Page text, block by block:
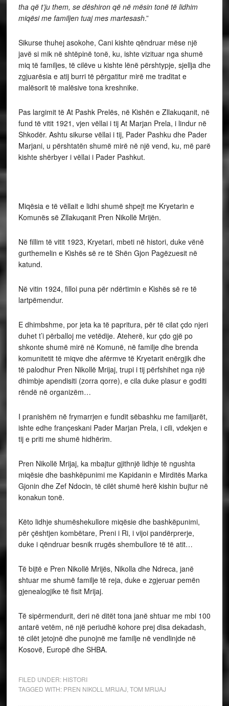
tha që t’ju them, se dëshiron që në mësin tonë të lidhim
miqësi me familjen tuaj mes martesash.”
Sikurse thuhej asokohe, Cani kishte qëndruar mëse një
javë si mik në shtëpinë tonë, ku, ishte vizituar nga shumë
miq të familjes, të cilëve u kishte lënë përshtypje, sjellja dhe
zgjuarësia e atij burri të përgatitur mirë me traditat e
malësorit të malësive tona kreshnike.
Pas largimit të At Pashk Prelës, në Kishën e Zllakuqanit, në
fund të vitit 1921, vjen vëllai i tij At Marjan Prela, i lindur në
Shkodër. Ashtu sikurse vëllai i tij, Pader Pashku dhe Pader
Marjani, u përshtatën shumë mirë në një vend, ku, më parë
kishte shërbyer i vëllai i Pader Pashkut.
Miqësia e të vëllait e lidhi shumë shpejt me Kryetarin e
Komunës së Zllakuqanit Pren Nikollë Mrijën.
Në fillim të vitit 1923, Kryetari, mbeti në histori, duke vënë
gurthemelin e Kishës së re të Shën Gjon Pagëzuesit në
katund.
Në vitin 1924, filloi puna për ndërtimin e Kishës së re të
lartpëmendur.
E dhimbshme, por jeta ka të papritura, për të cilat çdo njeri
duhet t’i përballoj me vetëdije. Ateherë, kur çdo gjë po
shkonte shumë mirë në Komunë, në familje dhe brenda
komunitetit të miqve dhe afërmve të Kryetarit enërgjik dhe
të palodhur Pren Nikollë Mrijaj, trupi i tij përfshihet nga një
dhimbje apendisiti (zorra qorre), e cila duke plasur e goditi
rëndë në organizëm…
I pranishëm në frymarrjen e fundit sëbashku me familjarët,
ishte edhe françeskani Pader Marjan Prela, i cili, vdekjen e
tij e priti me shumë hidhërim.
Pren Nikollë Mrijaj, ka mbajtur gjithnjë lidhje të ngushta
miqësie dhe bashkëpunimi me Kapidanin e Mirditës Marka
Gjonin dhe Zef Ndocin, të cilët shumë herë kishin bujtur në
konakun tonë.
Këto lidhje shumëshekullore miqësie dhe bashkëpunimi,
për çështjen kombëtare, Preni i Ri, i vijoi pandërprerje,
duke i qëndruar besnik rrugës shembullore të të atit…
Të bijtë e Pren Nikollë Mrijës, Nikolla dhe Ndreca, janë
shtuar me shumë familje të reja, duke e zgjeruar pemën
gjenealogjike të fisit Mrijaj.
Të sipërmendurit, deri në ditët tona janë shtuar me mbi 100
antarë vetëm, në një periudhë kohore prej disa dekadash,
të cilët jetojnë dhe punojnë me familje në vendlinjde në
Kosovë, Europë dhe SHBA.
FILED UNDER: HISTORI
TAGGED WITH: PREN NIKOLL MRIJAJ TOM MRIJAJ